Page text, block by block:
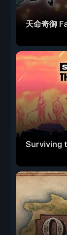
天命奇御
Surviving